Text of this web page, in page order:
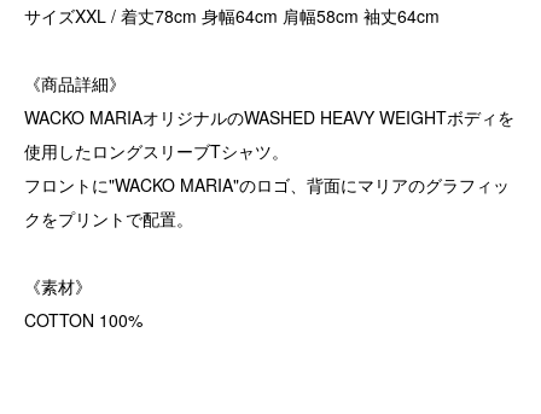
サイズXXL / 着丈78cm 身幅64cm 肩幅58cm 袖丈64cm
《商品詳細》
WACKO MARIAオリジナルのWASHED HEAVY WEIGHTボディを
使用したロングスリーブTシャツ。
フロントに"WACKO MARIA"のロゴ、背面にマリアのグラフィッ
クをプリントで配置。
《素材》
COTTON 100%